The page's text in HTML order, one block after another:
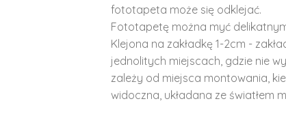
fototapeta może się odklejać.
Fototapetę można myć
Klejona na zakładkę 1-2cm -
jednolitych miejscach, gdzie nie
zależy od miejsca montowania,
widoczna, układana ze światłem